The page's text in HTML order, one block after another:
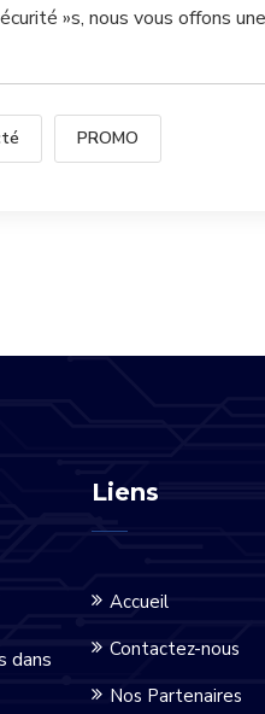
»s, nous vous offons
PROMO
dans
Liens
Accueil
Contactez-nous
Nos Partenaires